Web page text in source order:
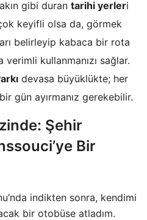
gibi duran tarihi yerleri
keyifli olsa da, görmek
belirleyip kabaca bir rota
verimli kullanmanızı sağlar.
devasa büyüklükte; her
gün ayırmanız gerekebilir.
Şehir
Bir
indikten sonra, kendimi
bir otobüse atladım.